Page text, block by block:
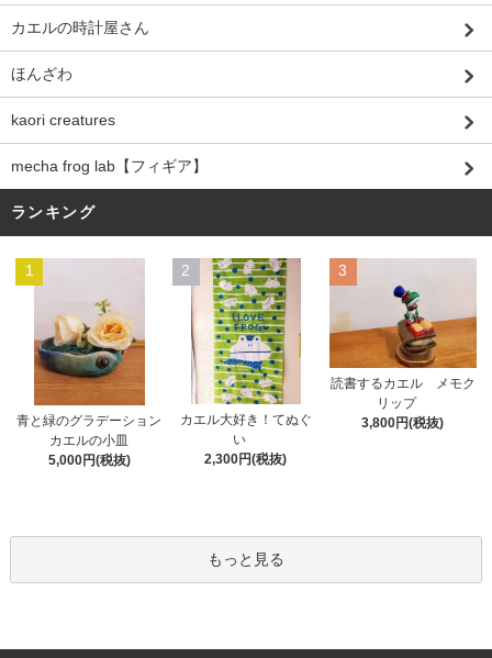
カエルの時計屋さん
ほんざわ
kaori creatures
mecha frog lab【フィギア】
ランキング
1
青と緑のグラデーション
カエルの小皿
5,000円(税抜)
2
カエル大好き！てぬぐ
い
2,300円(税抜)
3
読書するカエル メモク
リップ
3,800円(税抜)
もっと見る